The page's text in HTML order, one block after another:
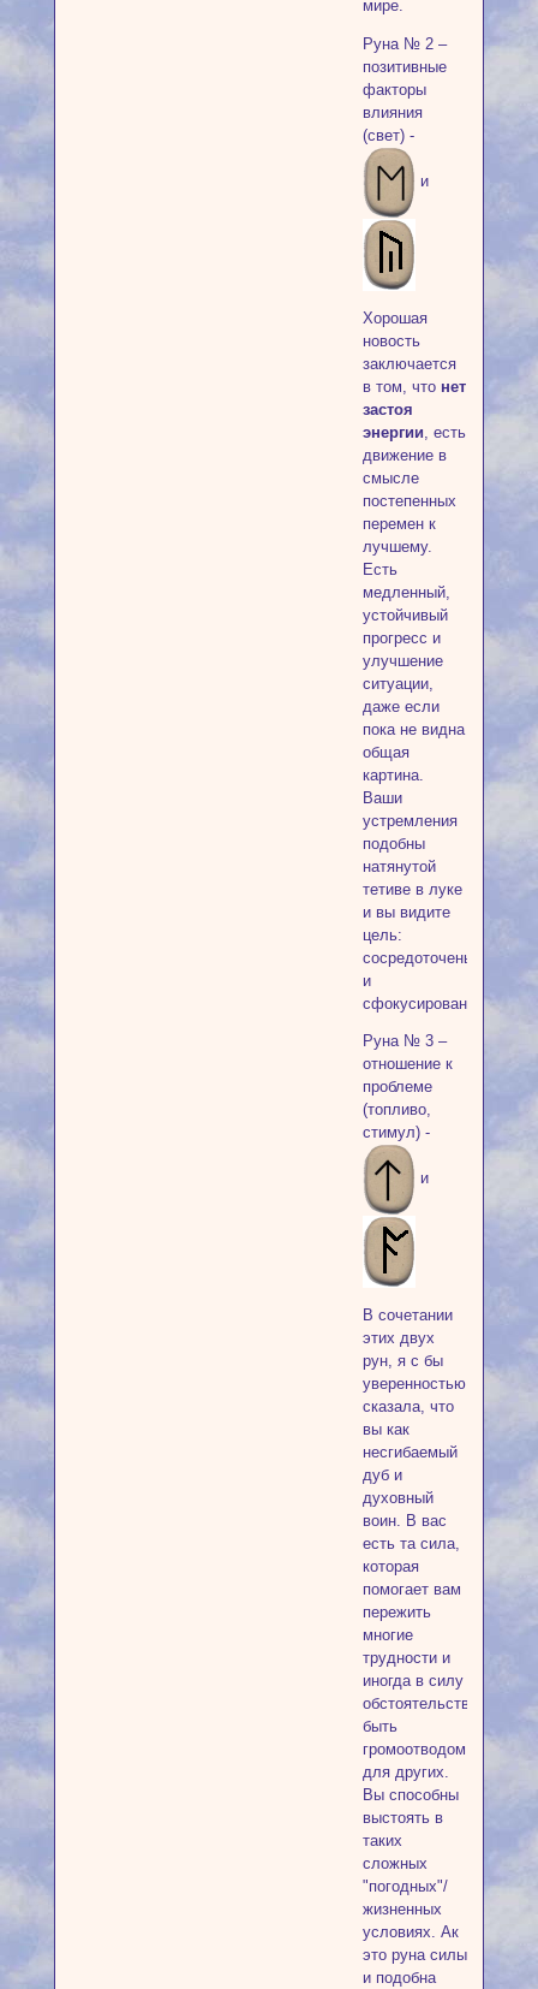
мире.
Руна № 2 –
позитивные
факторы
влияния
(свет) -
и
Хорошая
новость
заключается
в том, что нет
застоя
энергии , есть
движение в
смысле
постепенных
перемен к
лучшему.
Есть
медленный,
устойчивый
прогресс и
улучшение
ситуации,
даже если
пока не видна
общая
картина.
Ваши
устремления
подобны
натянутой
тетиве в луке
и вы видите
цель:
сосредоточены
и
сфокусированы.
Руна № 3 –
отношение к
проблеме
(топливо,
стимул) -
и
В сочетании
этих двух
рун, я с бы
уверенностью
сказала, что
вы как
несгибаемый
дуб и
духовный
воин. В вас
есть та сила,
которая
помогает вам
пережить
многие
трудности и
иногда в силу
обстоятельств,
быть
громоотводом
для других.
Вы способны
выстоять в
таких
сложных
"погодных"/
жизненных
условиях. Ак
это руна силы
и подобна